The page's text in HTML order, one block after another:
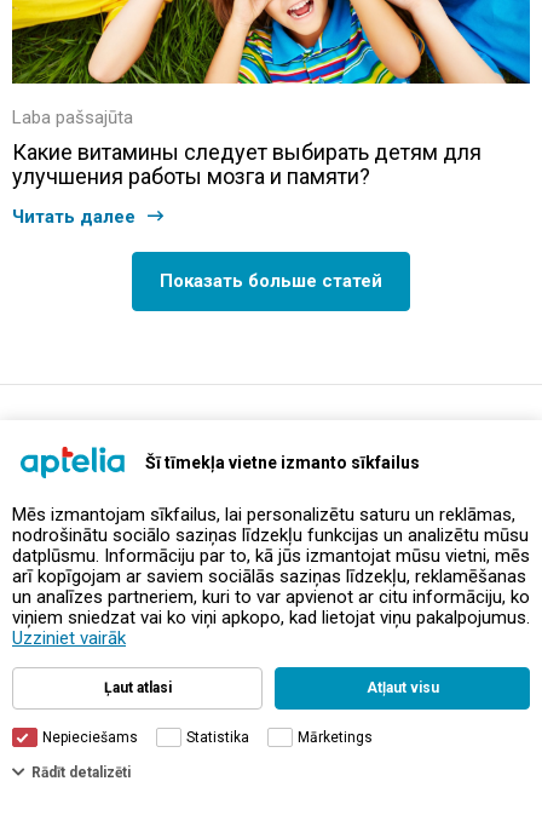
Šī tīmekļa vietne izmanto sīkfailus
Mēs izmantojam sīkfailus, lai personalizētu saturu un reklāmas,
nodrošinātu sociālo saziņas līdzekļu funkcijas un analizētu mūsu
datplūsmu. Informāciju par to, kā jūs izmantojat mūsu vietni, mēs
arī kopīgojam ar saviem sociālās saziņas līdzekļu, reklamēšanas
un analīzes partneriem, kuri to var apvienot ar citu informāciju, ko
viņiem sniedzat vai ko viņi apkopo, kad lietojat viņu pakalpojumus.
Uzziniet vairāk
Ļaut atlasi Atļaut visu
Nepieciešams Statistika Mārketings
Rādīt detalizēti
Laba pašsajūta
Какие витамины следует выбирать детям для
улучшения работы мозга и памяти?
Читать далее
Показать больше статей
Предложения и акции
Контакты